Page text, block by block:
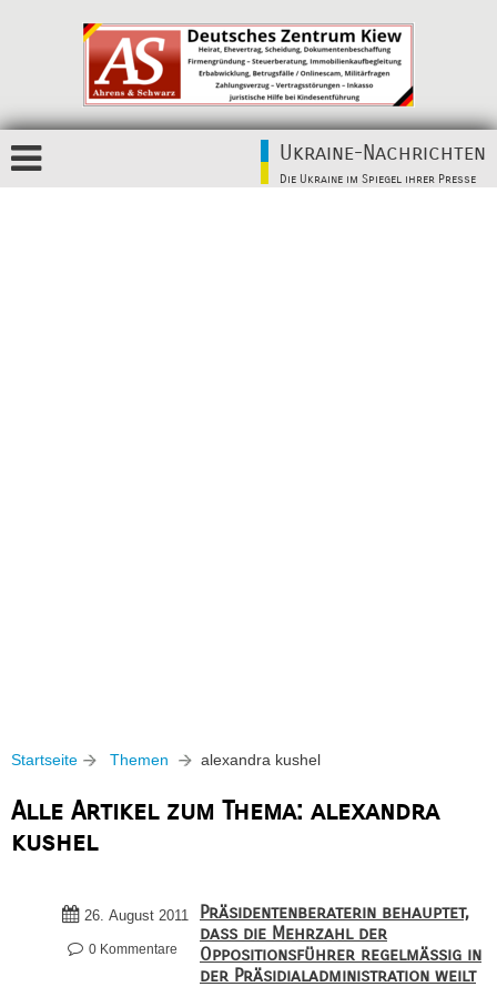
Ukraine-Nachrichten
Die Ukraine im Spiegel ihrer Presse
Startseite Themen alexandra kushel
Alle Artikel zum Thema: alexandra
kushel
26. August 2011
0 Kommentare
Präsidentenberaterin behauptet,
dass die Mehrzahl der
Oppositionsführer regelmäßig in
der Präsidialadministration weilt